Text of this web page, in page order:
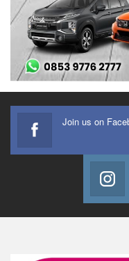
Join us on